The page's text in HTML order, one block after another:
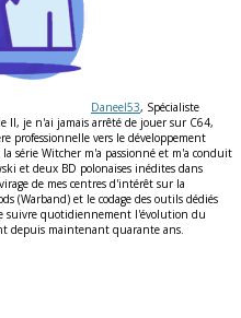
Daneel53, Spécialiste
II, je n'ai jamais arrêté de jouer sur C64,
professionnelle vers le développement
série Witcher m'a passionné et m'a conduit
et deux BD polonaises inédites dans
de mes centres d'intérêt sur la
(Warband) et le codage des outils dédiés
suivre quotidiennement l'évolution du
depuis maintenant quarante ans.